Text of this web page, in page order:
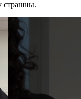
страшны.